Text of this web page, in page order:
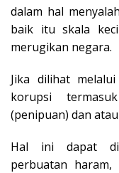
dalam hal
baik itu skala
merugikan negara.
Jika dilihat
korupsi
(penipuan) dan
Hal ini dapat
perbuatan haram,